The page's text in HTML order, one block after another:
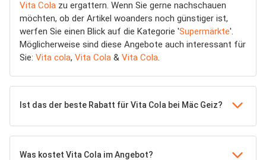
Vita Cola zu ergattern. Wenn Sie gerne nachschauen
möchten, ob der Artikel woanders noch günstiger ist,
werfen Sie einen Blick auf die Kategorie 'Supermärkte'.
Möglicherweise sind diese Angebote auch interessant für
Sie: Vita cola, Vita Cola & Vita Cola.
Ist das der beste Rabatt für Vita Cola bei Mäc Geiz?
Was kostet Vita Cola im Angebot?